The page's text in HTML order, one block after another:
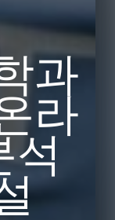
과
라
석